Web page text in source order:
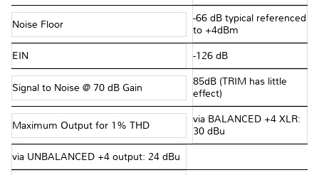
Noise Floor
-66 dB typical referenced
to +4dBm
EIN -126 dB
Signal to Noise @ 70 dB Gain
85dB (TRIM has little
effect)
Maximum Output for 1% THD
via BALANCED +4 XLR:
30 dBu
via UNBALANCED +4 output: 24 dBu